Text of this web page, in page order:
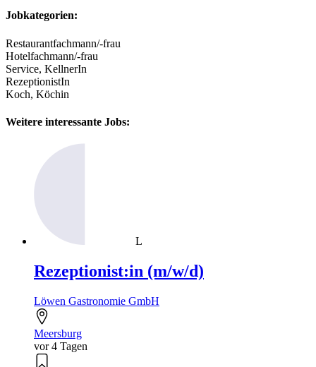
Jobkategorien:
Restaurantfachmann/-frau
Hotelfachmann/-frau
Service, KellnerIn
RezeptionistIn
Koch, Köchin
Weitere interessante Jobs:
L
Rezeptionist:in (m/w/d)
Löwen Gastronomie GmbH
Meersburg
vor 4 Tagen